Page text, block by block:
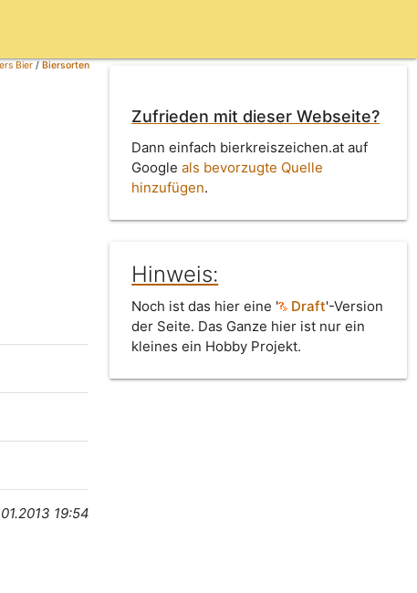
Bier/Biersorten
19:54
Zufrieden mit dieser Webseite?
Dann einfach bierkreiszeichen.at auf
Googleals bevorzugte Quelle
hinzufügen.
Hinweis:
Noch ist das hier eine ' Draft'-Version
der Seite. Das Ganze hier ist nur ein
kleines ein Hobby Projekt.